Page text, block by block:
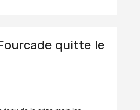
quitte le